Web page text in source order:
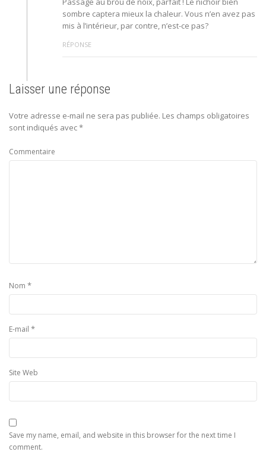
sombre captera mieux la chaleur. Vous n’en avez pas
mis à l’intérieur, par contre, n’est-ce pas?
RÉPONSE
Laisser une réponse
Votre adresse e-mail ne sera pas publiée. Les champs obligatoires
sont indiqués avec*
Commentaire
Nom *
E-mail *
Site Web
Save my name, email, and website in this browser for the next time I
comment.